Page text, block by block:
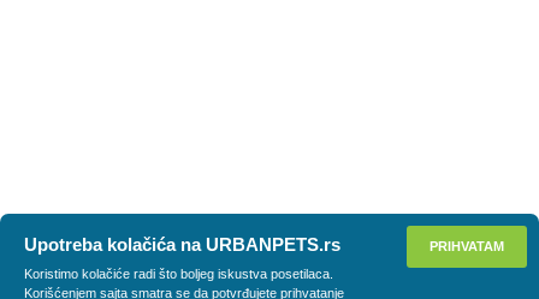
PRIHVATAM
Upotreba kolačića na URBANPETS.rs
Koristimo kolačiće radi što boljeg iskustva posetilaca.
Korišćenjem sajta smatra se da potvrđujete prihvatanje